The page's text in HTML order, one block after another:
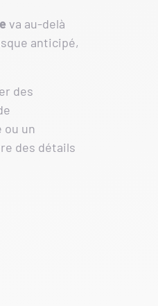
va au-delà
anticipé,
des
ou un
des détails